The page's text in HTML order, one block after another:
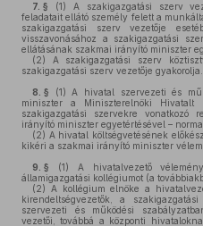
7. § (1) A szakigazgatási szerv
feladatait ellátó személy felett a
szakigazgatási szerv vezetője
visszavonásához a szakigazgatási
ellátásának szakmai irányító miniszter
(2) A szakigazgatási szerv
szakigazgatási szerv vezetője gyakorolja.
8. § (1) A hivatal szervezeti és
miniszter a Miniszterelnöki Hivatalt
szakigazgatási szervekre vonatkozó
irányító miniszter egyetértésével –
(2) A hivatal költségvetésének
kikéri a szakmai irányító miniszter
9. § (1) A hivatalvezető
államigazgatási kollégiumot (a
(2) A kollégium elnöke a
kirendeltségvezetők, a
szervezeti és működési
vezetői, továbbá a központi